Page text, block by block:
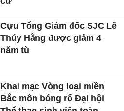
Cựu Tổng Giám đốc SJC Lê
Thúy Hằng được giảm 4
năm tù
Khai mạc Vòng loại miền
Bắc môn bóng rổ Đại hội